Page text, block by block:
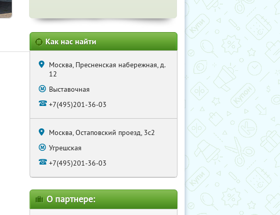
Как нас найти
Москва, Пресненская набережная, д.
12
Выставочная
+7(495)201-36-03
Москва, Остаповский проезд, 3с2
Угрешская
+7(495)201-36-03
О партнере: